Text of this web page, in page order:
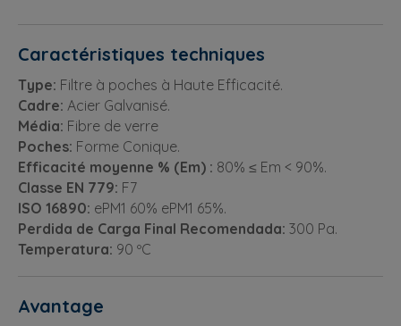
Caractéristiques techniques
Type: Filtre à poches à Haute Efficacité.
Cadre: Acier Galvanisé.
Média: Fibre de verre
Poches: Forme Conique.
Efficacité moyenne % (Em) : 80% ≤ Em < 90%.
Classe EN 779: F7
ISO 16890: ePM1 60% ePM1 65%.
Perdida de Carga Final Recomendada: 300 Pa.
Temperatura: 90 ºC
Avantage